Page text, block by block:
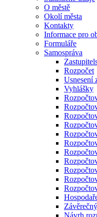
O městě
Okolí města
Kontakty
Informace pro
Formuláře
Samospráva
Rozpočet
Usnesení
Vyhlášky
Návrh